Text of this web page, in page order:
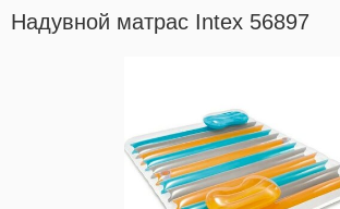
Надувной матрас Intex 56897